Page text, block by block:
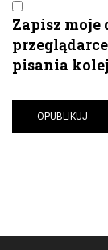
Zapisz
pisania